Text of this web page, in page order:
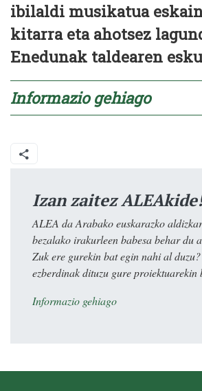
ibilaldi musikatua
kitarra eta ahotsez
Enedunak taldearen
Informazio gehiago
Izan zaitez ALEAkide!
ALEA da Arabako euskarazko
bezalako irakurleen babesa behar du
Zuk ere gurekin bat egin nahi al
ezberdinak dituzu gure proiektuarekin
Informazio gehiago